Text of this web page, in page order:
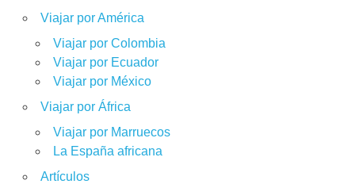
Viajar por América
Viajar por Colombia
Viajar por Ecuador
Viajar por México
Viajar por África
Viajar por Marruecos
La España africana
Artículos